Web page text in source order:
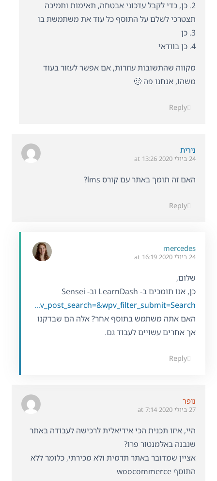
2. כן, כדי לקבל עדכוני אבטחה, תאימות ותמיכה
תצטרכי לשלם על התוסף כל עוד את משתמשת בו
3. כן
4. כן בוודאי
מקווה שהתשובות עוזרות, אם אפשר לעזור בעוד
משהו, אנחנו פה 🙂
Reply
נירית
24 ביולי 2020 at 13:26
האם זה תומך באתר עם קורס lms?
Reply
mercedes
24 ביולי 2020 at 16:19
שלום,
כן, אנו תומכים ב- LearnDash וב- Sensei
https://wpml.org/documentation/plugins-compatibility/?wpv_view_count=119945&dev=0&wpv-plugin-functionality=lms&wpv_post_search=&wpv_filter_submit=Search
האם אתה משתמש בתוסף אחר? אלה הם שבדקנו
אך אחרים עשויים לעבוד גם.
Reply
נופר
27 ביולי 2020 at 7:14
היי, איזו תכנית הכי אידיאלית לרכישה לעבודה באתר
שנבנה באלמנטור פרו?
אציין שמדובר באתר תדמית ולא מכירתי, כלומר ללא
התוסף woocommerce